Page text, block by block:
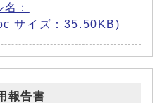
：
サイズ：35.50KB)
報告書